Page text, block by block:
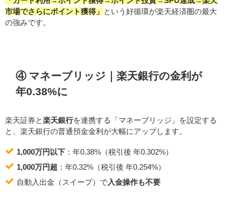
市場でさらにポイント獲得」
という好循環が楽天経済圏の最大
の強みです。
④ マネーブリッジ｜楽天銀行の金利が
年0.38%に
楽天証券と 楽天銀行を連携する「マネーブリッジ」を設定する
と、楽天銀行の普通預金金利が大幅にアップします。
1,000万円以下：年0.38%（税引後 年0.302%）
1,000万円超 ：年0.32%（税引後 年0.254%）
自動入出金（スイープ）で入金操作も不要